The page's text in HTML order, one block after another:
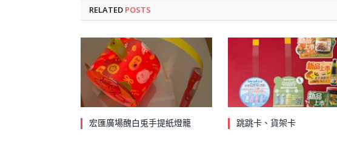
RELATED POSTS
宏匯廣場醜白兎手提紙燈籠 跳跳卡、貨架卡